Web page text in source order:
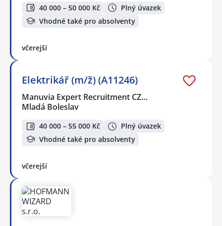
40 000 – 50 000 Kč
Plný úvazek
Vhodné také pro absolventy
včerejší
Elektrikář (m/ž) (A11246)
Manuvia Expert Recruitment CZ…
Mladá Boleslav
40 000 – 55 000 Kč
Plný úvazek
Vhodné také pro absolventy
včerejší